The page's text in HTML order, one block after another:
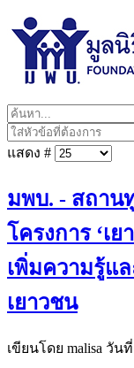
แสดง #
มพบ. - สถาน
โครงการ ‘เ
เพิ่มความรู้แ
เยาวชน
เขียนโดย malisa วันที่